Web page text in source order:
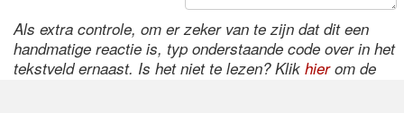
Als extra controle, om er zeker van te zijn dat dit een
handmatige reactie is, typ onderstaande code over in het
tekstveld ernaast. Is het niet te lezen? Klik hierom de